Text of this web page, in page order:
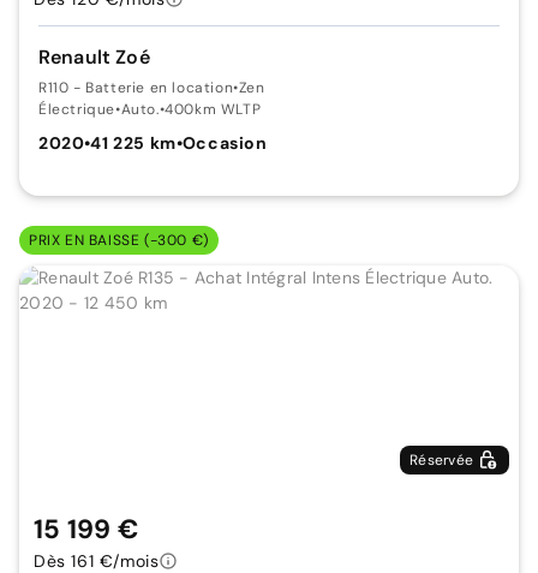
Renault Zoé
R110 - Batterie en location•Zen
Électrique•Auto.•400km WLTP
2020•41 225 km•Occasion
PRIX EN BAISSE (-300 €)
Réservée
15 199 €
Dès 161 €/mois